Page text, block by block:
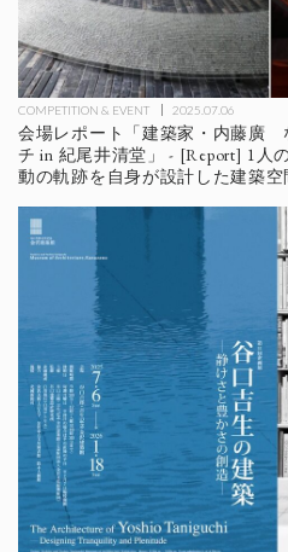
COMPETITION & EVENT 2025.07.06
会場レポート「建築家・内藤廣
チ in 紀尾井清堂」 - [Report] 1人
動の軌跡を自身が設計した建築